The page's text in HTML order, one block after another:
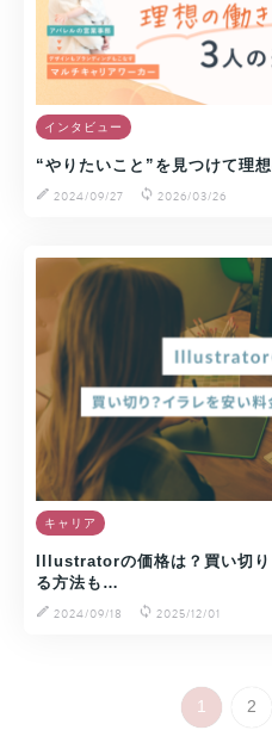
インタビュー
“やりたいこと”を見つけて理
2024/09/27
2026/03/26
キャリア
Illustratorの価格は？買い切
る方法も…
2024/09/18
2025/12/01
1 2